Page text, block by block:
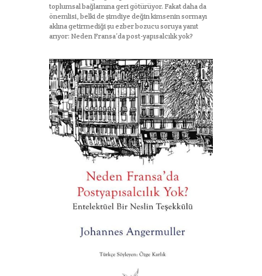
toplumsal bağlamına geri götürüyor. Fakat daha da
önemlisi, belki de şimdiye değin kimsenin sormayı
aklına getirmediği şu ezber bozucu soruya yanıt
arıyor: Neden Fransa’da post-yapısalcılık yok?